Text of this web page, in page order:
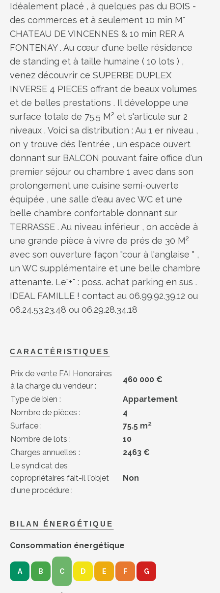
Idéalement placé , à quelques pas du BOIS -
des commerces et à seulement 10 min M°
CHATEAU DE VINCENNES & 10 min RER A
FONTENAY . Au cœur d'une belle résidence
de standing et à taille humaine ( 10 lots ) ,
venez découvrir ce SUPERBE DUPLEX
INVERSE 4 PIECES offrant de beaux volumes
et de belles prestations . Il développe une
surface totale de 75.5 M² et s'articule sur 2
niveaux . Voici sa distribution : Au 1 er niveau ,
on y trouve dés l'entrée , un espace ouvert
donnant sur BALCON pouvant faire office d'un
premier séjour ou chambre 1 avec dans son
prolongement une cuisine semi-ouverte
équipée , une salle d'eau avec WC et une
belle chambre confortable donnant sur
TERRASSE . Au niveau inférieur , on accède à
une grande pièce à vivre de prés de 30 M²
avec son ouverture façon "cour à l'anglaise " ,
un WC supplémentaire et une belle chambre
attenante. Le"+" : poss. achat parking en sus .
IDEAL FAMILLE ! contact au 06.99.92.39.12 ou
06.24.53.23.48 ou 06.29.28.34.18
CARACTÉRISTIQUES
Prix de vente FAI Honoraires
à la charge du vendeur :
460 000 €
Type de bien :
Appartement
Nombre de pièces :
4
Surface :
75.5 m²
Nombre de lots :
10
Charges annuelles :
2463 €
Le syndicat des
copropriétaires fait-il l'objet
d'une procédure :
Non
BILAN ÉNERGÉTIQUE
Consommation énergétique
A B C D E F G